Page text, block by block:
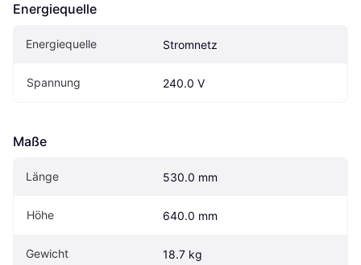
Energiequelle
Energiequelle Stromnetz
Spannung 240.0 V
Maße
Länge 530.0 mm
Höhe 640.0 mm
Gewicht 18.7 kg